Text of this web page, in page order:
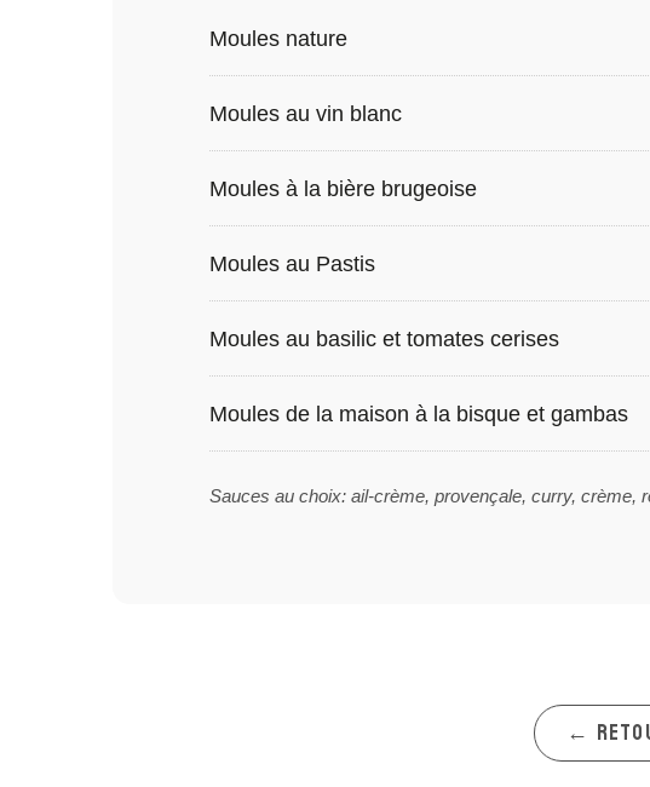
Moules nature
Moules au vin blanc
Moules à la bière brugeoise
Moules au Pastis
Moules au basilic et tomates cerises
Moules de la maison à la bisque et gambas
Sauces au choix: ail-crème, provençale, curry, crème,
←